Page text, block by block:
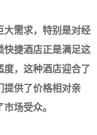
大需求，特别是对经
快捷酒店正是满足这
度，这种酒店迎合了
提供了价格相对亲
场受众。